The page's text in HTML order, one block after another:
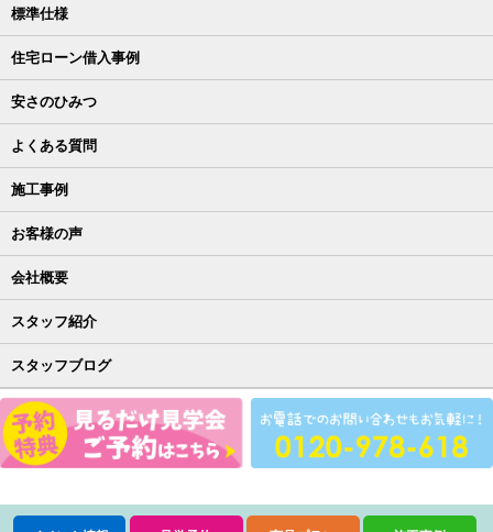
標準仕様
住宅ローン借入事例
安さのひみつ
よくある質問
施工事例
お客様の声
会社概要
スタッフ紹介
スタッフブログ